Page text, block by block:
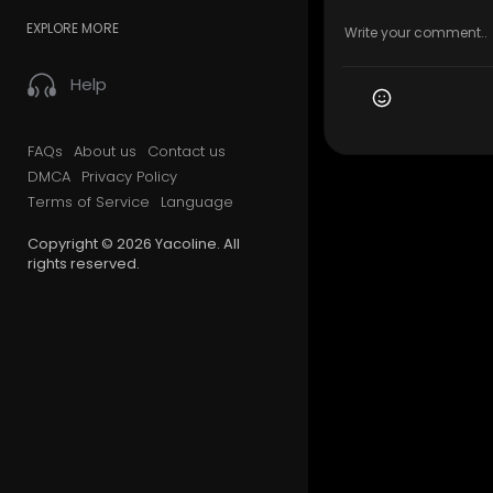
EXPLORE MORE
Help
FAQs About us
Contact us
DMCA Privacy Policy
Terms of Service
Language
Copyright © 2026 Yacoline. All
rights reserved.